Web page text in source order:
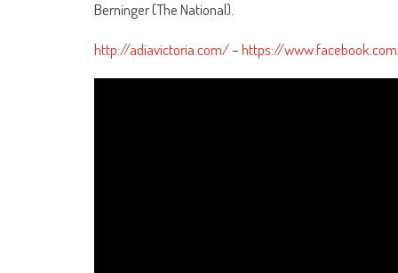
Berninger (The National).
http://adiavictoria.com/–https://